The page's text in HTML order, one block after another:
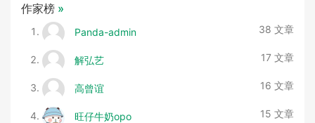
作家榜 »
Panda-admin 38 文章
解弘艺 17 文章
高曾谊 16 文章
旺仔牛奶opo 15 文章